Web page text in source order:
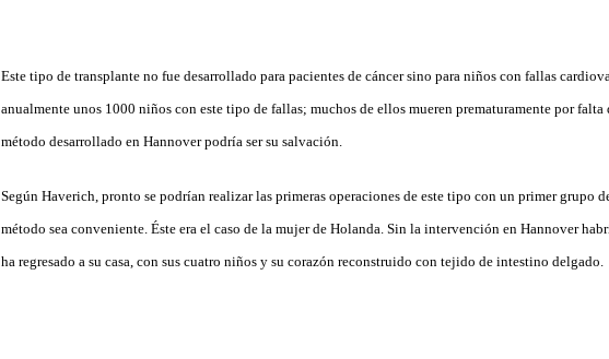
Este tipo de transplante no fue desarrollado para pacientes de cáncer sino para niños con fallas
anualmente unos 1000 niños con este tipo de fallas; muchos de ellos mueren prematuramente por falta
método desarrollado en Hannover podría ser su salvación.
Según Haverich, pronto se podrían realizar las primeras operaciones de este tipo con un primer grupo
método sea conveniente. Éste era el caso de la mujer de Holanda. Sin la intervención en Hannover
ha regresado a su casa, con sus cuatro niños y su corazón reconstruido con tejido de intestino delgado.